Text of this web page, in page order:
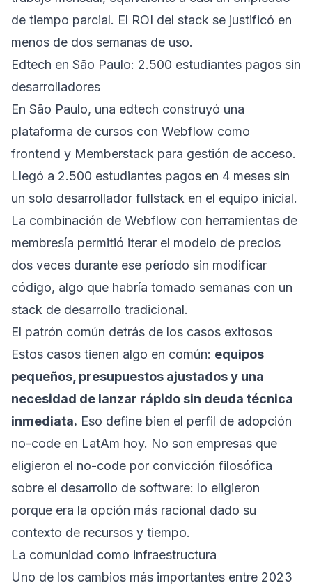
de tiempo parcial. El ROI del stack se justificó en
menos de dos semanas de uso.
Edtech en São Paulo: 2.500 estudiantes pagos sin
desarrolladores
En São Paulo, una edtech construyó una
plataforma de cursos con Webflow como
frontend y Memberstack para gestión de acceso.
Llegó a 2.500 estudiantes pagos en 4 meses sin
un solo desarrollador fullstack en el equipo inicial.
La combinación de Webflow con herramientas de
membresía permitió iterar el modelo de precios
dos veces durante ese período sin modificar
código, algo que habría tomado semanas con un
stack de desarrollo tradicional.
El patrón común detrás de los casos exitosos
Estos casos tienen algo en común: equipos
pequeños, presupuestos ajustados y una
necesidad de lanzar rápido sin deuda técnica
inmediata. Eso define bien el perfil de adopción
no-code en LatAm hoy. No son empresas que
eligieron el no-code por convicción filosófica
sobre el desarrollo de software: lo eligieron
porque era la opción más racional dado su
contexto de recursos y tiempo.
La comunidad como infraestructura
Uno de los cambios más importantes entre 2023